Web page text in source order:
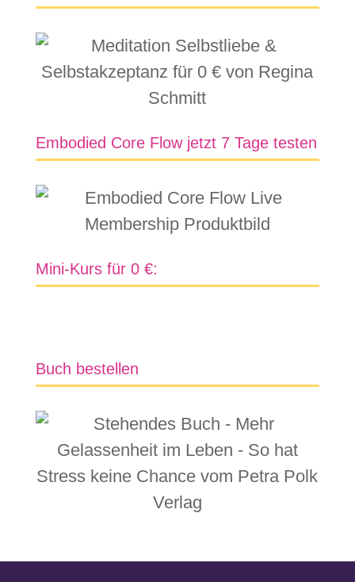
Embodied Core Flow jetzt 7 Tage testen
Mini-Kurs für 0 €:
Buch bestellen